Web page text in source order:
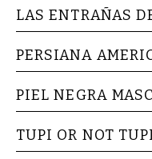
LAS ENTRAÑAS
PERSIANA
PIEL NEGRA
TUPI OR NOT